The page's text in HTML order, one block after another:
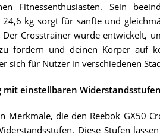
Fitnessenthusiasten. Sein
24,6 kg sorgt für sanfte und
Crosstrainer wurde entwickelt,
fördern und deinen Körper auf
sich für Nutzer in verschiedenen
mit einstellbaren
Merkmale, die den Reebok GX50
Diese Stufen